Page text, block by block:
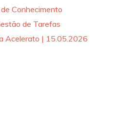
Conhecimento
de Tarefas
Acelerato | 15.05.2026